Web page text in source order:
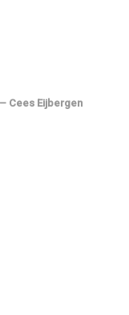
Cees Eijbergen